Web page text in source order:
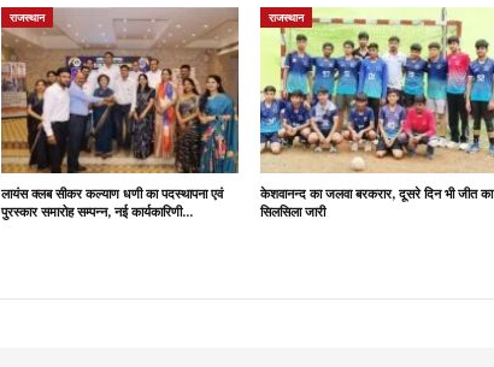
राजस्थान
लायंस क्लब सीकर कल्याण धणी का पदस्थापना एवं
पुरस्कार समारोह सम्पन्न, नई कार्यकारिणी…
राजस्थान
केशवानन्द का जलवा बरकरार, दूसरे दिन भी जीत का
सिलसिला जारी